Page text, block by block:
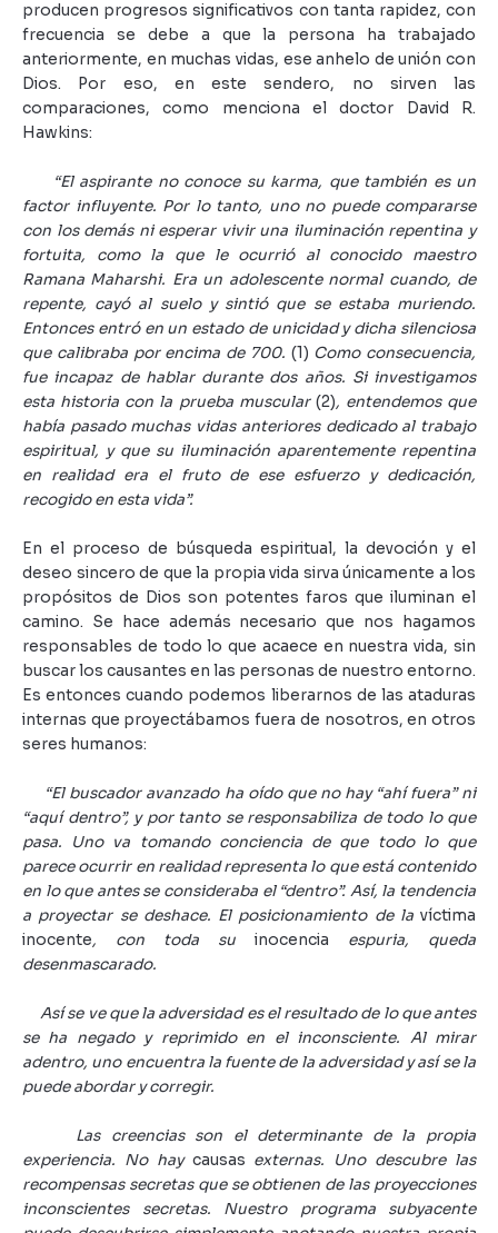
producen progresos significativos con tanta rapidez, con
frecuencia se debe a que la persona ha trabajado
anteriormente, en muchas vidas, ese anhelo de unión con
Dios. Por eso, en este sendero, no sirven las
comparaciones, como menciona el doctor David R.
Hawkins:
“El aspirante no conoce su karma, que también es un
factor influyente. Por lo tanto, uno no puede compararse
con los demás ni esperar vivir una iluminación repentina y
fortuita, como la que le ocurrió al conocido maestro
Ramana Maharshi. Era un adolescente normal cuando, de
repente, cayó al suelo y sintió que se estaba muriendo.
Entonces entró en un estado de unicidad y dicha silenciosa
que calibraba por encima de 700. (1) Como consecuencia,
fue incapaz de hablar durante dos años. Si investigamos
esta historia con la prueba muscular (2), entendemos que
había pasado muchas vidas anteriores dedicado al trabajo
espiritual, y que su iluminación aparentemente repentina
en realidad era el fruto de ese esfuerzo y dedicación,
recogido en esta vida”.
En el proceso de búsqueda espiritual, la devoción y el
deseo sincero de que la propia vida sirva únicamente a los
propósitos de Dios son potentes faros que iluminan el
camino. Se hace además necesario que nos hagamos
responsables de todo lo que acaece en nuestra vida, sin
buscar los causantes en las personas de nuestro entorno.
Es entonces cuando podemos liberarnos de las ataduras
internas que proyectábamos fuera de nosotros, en otros
seres humanos:
“El buscador avanzado ha oído que no hay “ahí fuera” ni
“aquí dentro”, y por tanto se responsabiliza de todo lo que
pasa. Uno va tomando conciencia de que todo lo que
parece ocurrir en realidad representa lo que está contenido
en lo que antes se consideraba el “dentro”. Así, la tendencia
a proyectar se deshace. El posicionamiento de la víctima
inocente, con toda su inocencia espuria, queda
desenmascarado.
Así se ve que la adversidad es el resultado de lo que antes
se ha negado y reprimido en el inconsciente. Al mirar
adentro, uno encuentra la fuente de la adversidad y así se la
puede abordar y corregir.
Las creencias son el determinante de la propia
experiencia. No hay causas externas. Uno descubre las
recompensas secretas que se obtienen de las proyecciones
inconscientes secretas. Nuestro programa subyacente